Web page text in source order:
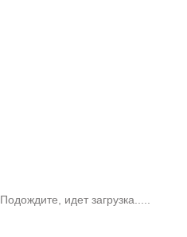
Подождите, идет загрузка.....